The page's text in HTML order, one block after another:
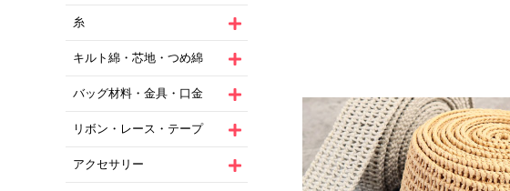
糸
キルト綿・芯地・つめ綿
バッグ材料・金具・口金
リボン・レース・テープ
アクセサリー